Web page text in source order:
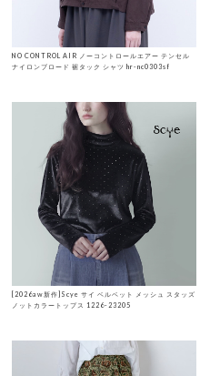
NO CONTROL AIR ノーコントロールエアー テンセル
ナイロンブロード 裾タック シャツ hr-nc0303sf
[2026aw新作]Scye サイ ベルベット メッシュ スタッズ
ノットカラートップス 1226-23205